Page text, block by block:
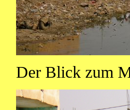
Der Blick zum